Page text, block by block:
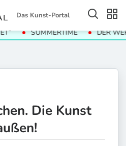
Das Kunst-Portal
SUMMERTIME DER WERT
Die Kunst